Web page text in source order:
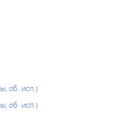
об. исп.)
об. исп.)